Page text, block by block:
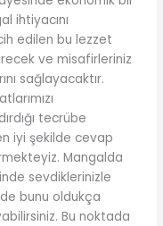
ihtiyacını
edilen bu lezzet
ve misafirleriniz
sağlayacaktır.
tecrübe
iyi şekilde cevap
Mangalda
sevdiklerinizle
bunu oldukça
Bu noktada